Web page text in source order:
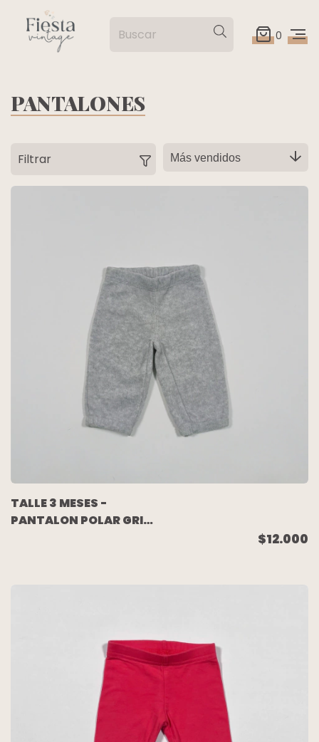
0
PANTALONES
Filtrar
TALLE 3 MESES -
PANTALON POLAR GRIS
$12.000